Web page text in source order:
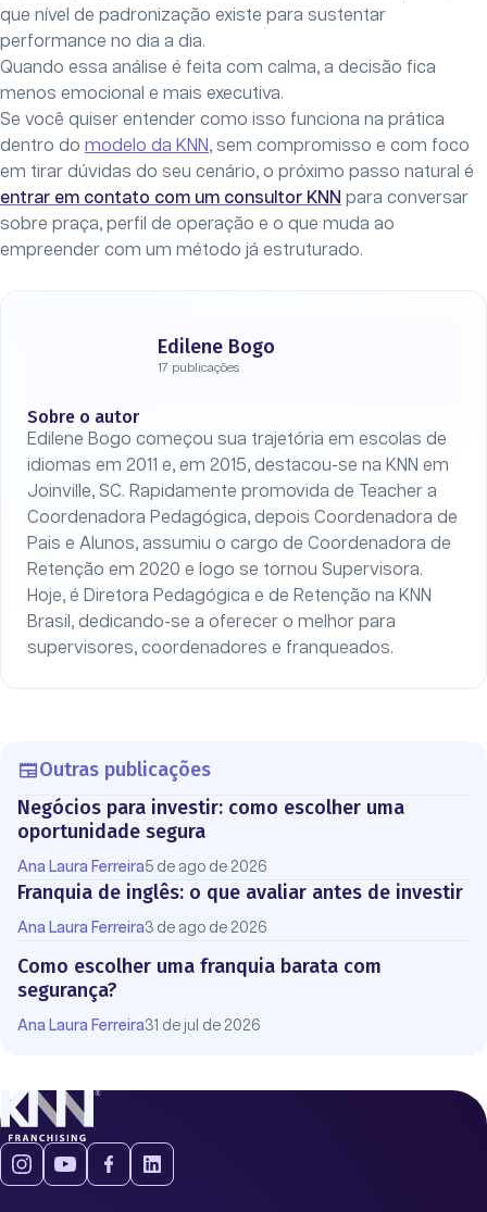
que nível de padronização existe para sustentar
performance no dia a dia.
Quando essa análise é feita com calma, a decisão fica
menos emocional e mais executiva.
Se você quiser entender como isso funciona na prática
dentro do modelo da KNN, sem compromisso e com foco
em tirar dúvidas do seu cenário, o próximo passo natural é
entrar em contato com um consultor KNN para conversar
sobre praça, perfil de operação e o que muda ao
empreender com um método já estruturado.
Edilene Bogo
17 publicações
Sobre o autor
Edilene Bogo começou sua trajetória em escolas de
idiomas em 2011 e, em 2015, destacou-se na KNN em
Joinville, SC. Rapidamente promovida de Teacher a
Coordenadora Pedagógica, depois Coordenadora de
Pais e Alunos, assumiu o cargo de Coordenadora de
Retenção em 2020 e logo se tornou Supervisora.
Hoje, é Diretora Pedagógica e de Retenção na KNN
Brasil, dedicando-se a oferecer o melhor para
supervisores, coordenadores e franqueados.
Outras publicações
Negócios para investir: como escolher uma
oportunidade segura
Ana Laura Ferreira5 de ago de 2026
Franquia de inglês: o que avaliar antes de investir
Ana Laura Ferreira3 de ago de 2026
Como escolher uma franquia barata com
segurança?
Ana Laura Ferreira31 de jul de 2026